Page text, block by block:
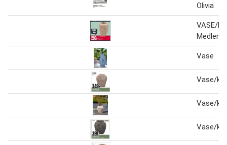
Olivia
VASE/
Vase
Vase/
Vase/
Vase/